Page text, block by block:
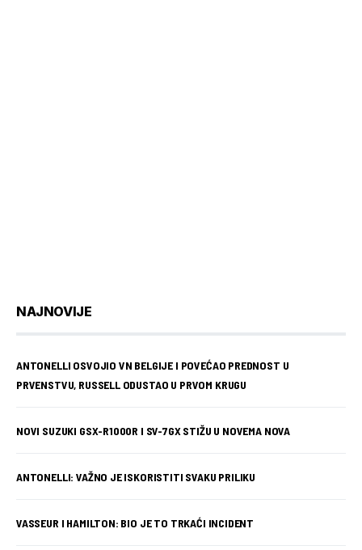
NAJNOVIJE
ANTONELLI OSVOJIO VN BELGIJE I POVEĆAO PREDNOST U
PRVENSTVU, RUSSELL ODUSTAO U PRVOM KRUGU
NOVI SUZUKI GSX-R1000R I SV-7GX STIŽU U NOVEMA NOVA
ANTONELLI: VAŽNO JE ISKORISTITI SVAKU PRILIKU
VASSEUR I HAMILTON: BIO JE TO TRKAĆI INCIDENT